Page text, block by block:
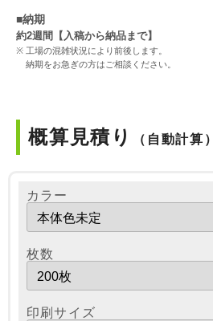
■納期
約2週間【入稿から納品まで】
工場の混雑状況により前後します。
納期をお急ぎの方はご相談ください。
概算見積り （自動計算）
カラー
枚数
印刷サイズ